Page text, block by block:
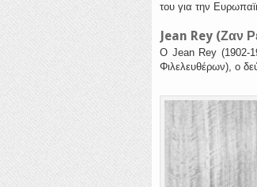
του για την
Jean Rey (Ζαν
Ο Jean Rey (1902-
Φιλελευθέρων), ο